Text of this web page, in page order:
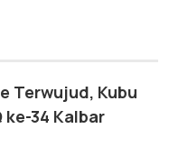
Terwujud, Kubu
ke-34 Kalbar